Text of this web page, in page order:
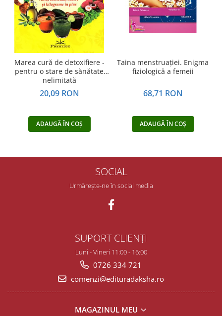
Marea cură de detoxifiere -
pentru o stare de sănătate
nelimitată
20,09 RON
ADAUGĂ ÎN COȘ
Taina menstruației. Enigma
fiziologică a femeii
68,71 RON
ADAUGĂ ÎN COȘ
SOCIAL
Urmărește-ne în social media
SUPORT CLIENȚI
Luni - Vineri 11:00 - 16:00
0726 334 721
comenzi@edituradaksha.ro
MAGAZINUL MEU